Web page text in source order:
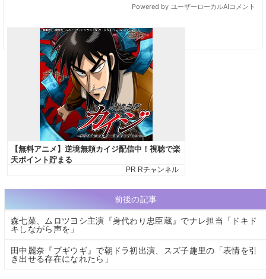
前後の記事
森七菜、ムロツヨシ主演『身代わり忠臣蔵』でナレ担当「ドキド
キしながら声を」
田中麗奈『ブギウギ』で朝ドラ初出演、スズ子趣里の「表情を引
き出せる存在になれたら」